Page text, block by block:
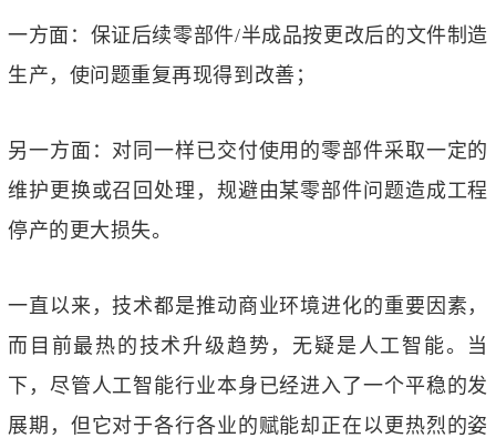
一方面：保证后续零部件/半成品按更改后的文件制造
生产，使问题重复再现得到改善；
另一方面：对同一样已交付使用的零部件采取一定的
维护更换或召回处理，规避由某零部件问题造成工程
停产的更大损失。
一直以来，技术都是推动商业环境进化的重要因素，
而目前最热的技术升级趋势，无疑是人工智能。当
下，尽管人工智能行业本身已经进入了一个平稳的发
展期，但它对于各行各业的赋能却正在以更热烈的姿